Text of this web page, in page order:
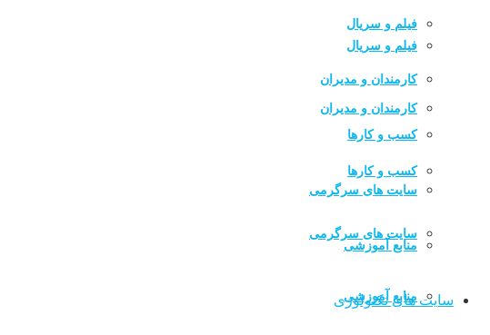
فیلم و سریال
کارمندان و مدیران
کسب و کارها
سایت های سرگرمی
منابع آموزشی
فیلم و سریال
کارمندان و مدیران
کسب و کارها
سایت های سرگرمی
منابع آموزشی
سایت های تکنولوژی